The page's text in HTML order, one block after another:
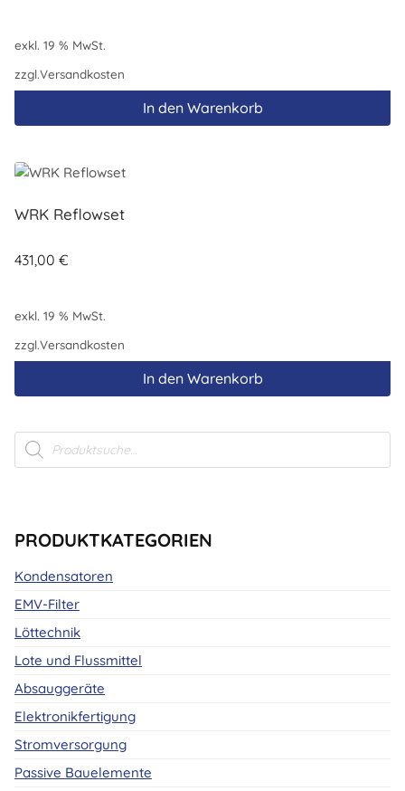
exkl. 19 % MwSt.
zzgl.Versandkosten
In den Warenkorb
WRK Reflowset
431,00 €
exkl. 19 % MwSt.
zzgl.Versandkosten
In den Warenkorb
Products
search
PRODUKTKATEGORIEN
Kondensatoren
EMV-Filter
Löttechnik
Lote und Flussmittel
Absauggeräte
Elektronikfertigung
Stromversorgung
Passive Bauelemente